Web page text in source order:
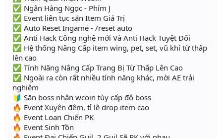
✅ Ngân Hàng Ngọc - Phím J
✅ Event liên tục săn Item Giá Trị
✅ Auto Reset Ingame - /reset auto
✅ Anti Hack Công nghệ mới Và Anti Hack Tuyệt Đối
✅ Hệ thống Nâng Cấp item wing, pet, set, vũ khí từ thấp
lên cao
✅ Tính Năng Nâng Cấp Trang Bị Từ Thấp Lên Cao
✅ Ngoài ra còn rất nhiều tính năng khác, mời AE trải
nghiệm
🔰 Săn boss nhận wcoin tùy cấp độ boss
🔥 Event Xuyên đêm, tỉ lệ drop item cao
🔥 Event Loạn Chiến PK
🔥 Event Sinh Tồn